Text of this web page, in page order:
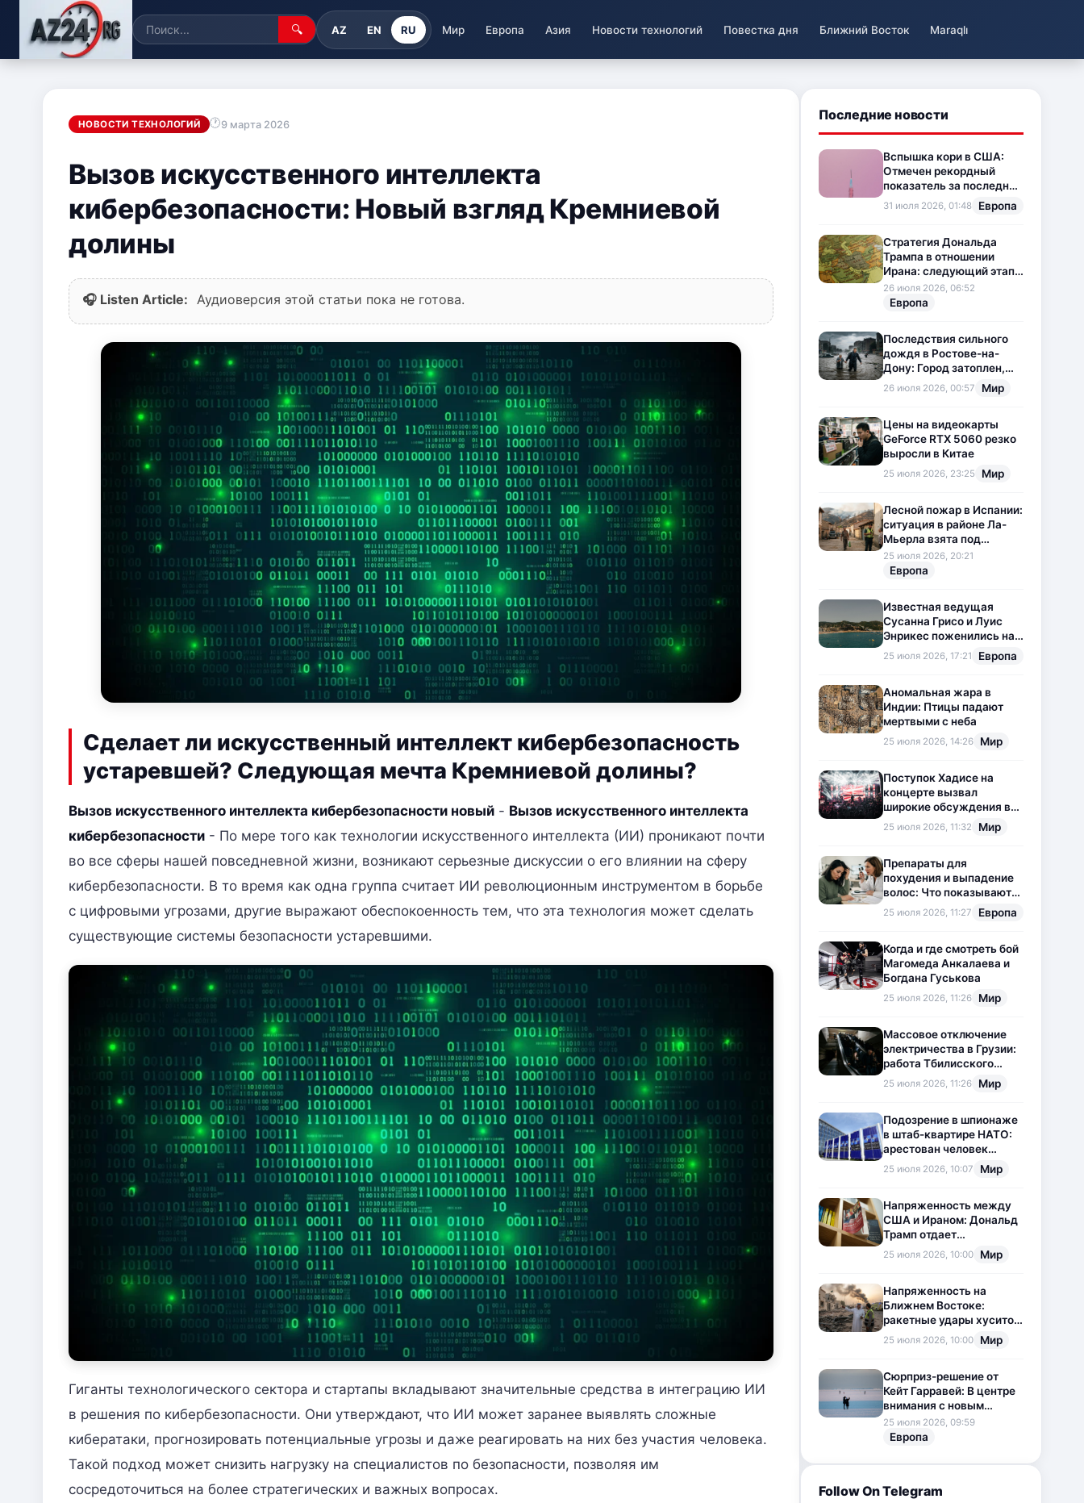
🔍 AZ EN RU Мир Европа Азия Новости технологий Повестка дня Ближний Восток Maraqlı
НОВОСТИ ТЕХНОЛОГИЙ 9 марта 2026
Вызов искусственного интеллекта
кибербезопасности: Новый взгляд Кремниевой
долины
🎧 Listen Article: Аудиоверсия этой статьи пока не готова.
Сделает ли искусственный интеллект кибербезопасность
устаревшей? Следующая мечта Кремниевой долины?
Вызов искусственного интеллекта кибербезопасности новый - Вызов искусственного интеллекта
кибербезопасности - По мере того как технологии искусственного интеллекта (ИИ) проникают почти
во все сферы нашей повседневной жизни, возникают серьезные дискуссии о его влиянии на сферу
кибербезопасности. В то время как одна группа считает ИИ революционным инструментом в борьбе
с цифровыми угрозами, другие выражают обеспокоенность тем, что эта технология может сделать
существующие системы безопасности устаревшими.
Гиганты технологического сектора и стартапы вкладывают значительные средства в интеграцию ИИ
в решения по кибербезопасности. Они утверждают, что ИИ может заранее выявлять сложные
кибератаки, прогнозировать потенциальные угрозы и даже реагировать на них без участия человека.
Такой подход может снизить нагрузку на специалистов по безопасности, позволяя им
сосредоточиться на более стратегических и важных вопросах.
Последние новости
Вспышка кори в США:
Отмечен рекордный
показатель за последние
35 лет
31 июля 2026, 01:48 Европа
Стратегия Дональда
Трампа в отношении
Ирана: следующий этап
напряженности на
Ближнем Востоке
26 июля 2026, 06:52
Европа
Последствия сильного
дождя в Ростове-на-
Дону: Город затоплен,
свет отключен
26 июля 2026, 00:57 Мир
Цены на видеокарты
GeForce RTX 5060 резко
выросли в Китае
25 июля 2026, 23:25 Мир
Лесной пожар в Испании:
ситуация в районе Ла-
Мьерла взята под
контроль
25 июля 2026, 20:21
Европа
Известная ведущая
Сусанна Грисо и Луис
Энрикес поженились на
Коста-Браве
25 июля 2026, 17:21 Европа
Аномальная жара в
Индии: Птицы падают
мертвыми с неба
25 июля 2026, 14:26 Мир
Поступок Хадисе на
концерте вызвал
широкие обсуждения в
социальных сетях
25 июля 2026, 11:32 Мир
Препараты для
похудения и выпадение
волос: Что показывают
новые исследования?
25 июля 2026, 11:27 Европа
Когда и где смотреть бой
Магомеда Анкалаева и
Богдана Гуськова
25 июля 2026, 11:26 Мир
Массовое отключение
электричества в Грузии:
работа Тбилисского
метрополитена
приостановлена
25 июля 2026, 11:26 Мир
Подозрение в шпионаже
в штаб-квартире НАТО:
арестован человек
китайского
происхождения
25 июля 2026, 10:07 Мир
Напряженность между
США и Ираном: Дональд
Трамп отдает
предпочтение
дипломатии
25 июля 2026, 10:00 Мир
Напряженность на
Ближнем Востоке:
ракетные удары хуситов
по Саудовской Аравии
загоняют ситуацию в
25 июля 2026, 10:00 Мир
Сюрприз-решение от
Кейт Гарравей: В центре
внимания с новым
любовным
приключением
25 июля 2026, 09:59
Европа
Follow On Telegram